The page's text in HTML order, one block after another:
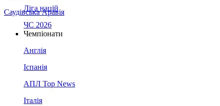
Саудівська Аравія
Ліга націй
ЧС 2026
Чемпіонати
Англія
Іспанія
АПЛ Top News
Італія